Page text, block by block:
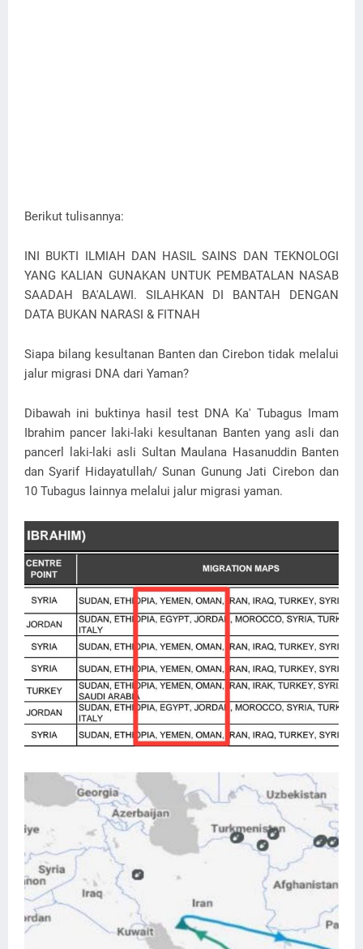
Berikut tulisannya:
INI BUKTI ILMIAH DAN HASIL SAINS DAN TEKNOLOGI
YANG KALIAN GUNAKAN UNTUK PEMBATALAN NASAB
SAADAH BA'ALAWI. SILAHKAN DI BANTAH DENGAN
DATA BUKAN NARASI & FITNAH
Siapa bilang kesultanan Banten dan Cirebon tidak melalui
jalur migrasi DNA dari Yaman?
Dibawah ini buktinya hasil test DNA Ka' Tubagus Imam
Ibrahim pancer laki-laki kesultanan Banten yang asli dan
pancerl laki-laki asli Sultan Maulana Hasanuddin Banten
dan Syarif Hidayatullah/ Sunan Gunung Jati Cirebon dan
10 Tubagus lainnya melalui jalur migrasi yaman.